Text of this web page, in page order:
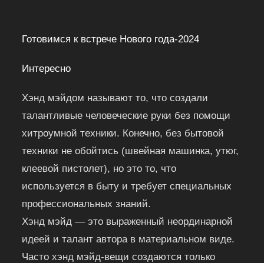
Готовимся к встрече Нового года-2024
Интересно
Хэнд мэйдом называют то, что создали
талантливые человеческие руки без помощи
хитроумной техники. Конечно, без бытовой
техники не обойтись (швейная машинка, утюг,
клеевой пистолет), но это то, что
используется в быту и требует специальных
профессиональных знаний.
Хэнд мэйд — это выраженный неординарной
идеей и талант автора в материальном виде.
Часто хэнд мэйд-вещи создаются только